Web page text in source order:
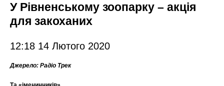
У Рівненському зоопарку – акція
для закоханих
12:18 14 Лютого 2020
Джерело: Радіо Трек